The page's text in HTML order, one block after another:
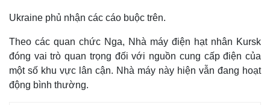
Thế giới
Ukraine phủ nhận các cáo buộc trên.
Theo các quan chức Nga, Nhà máy điện hạt nhân Kursk
đóng vai trò quan trọng đối với nguồn cung cấp điện của
một số khu vực lân cận. Nhà máy này hiện vẫn đang hoạt
động bình thường.